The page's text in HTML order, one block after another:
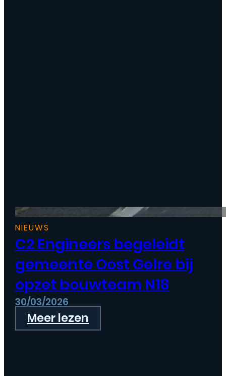
NIEUWS
C2 Engineers begeleidt
gemeente Oost Gelre bij
opzet bouwteam N18
30/03/2026
Meer lezen